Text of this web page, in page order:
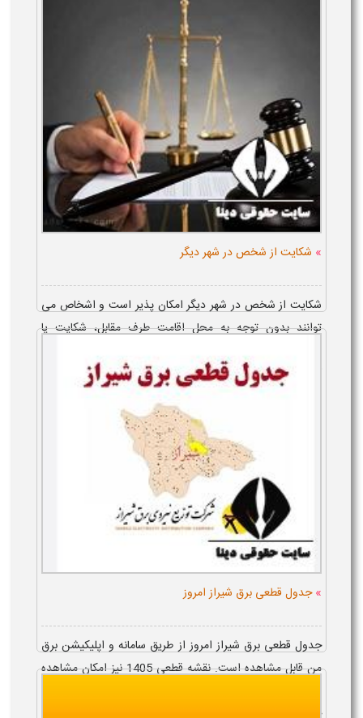
متقاضیان باید همزمان با آغاز پیش فروش نسبت به تهیه بلیت
اقدام کنند. قیمت بلیت بر ا...
» شکایت از شخص در شهر دیگر
شکایت از شخص در شهر دیگر امکان پذیر است و اشخاص می
توانند بدون توجه به محل اقامت طرف مقابل، شکایت یا
کنند. پس از ثبت، پرونده بر اساس ق...
»جدول قطعی برق شیراز امروز
جدول قطعی برق شیراز امروز از طریق سامانه و اپلیکیشن برق
من قابل مشاهده است. نقشه قطعی 1405 نیز امکان مشاهده